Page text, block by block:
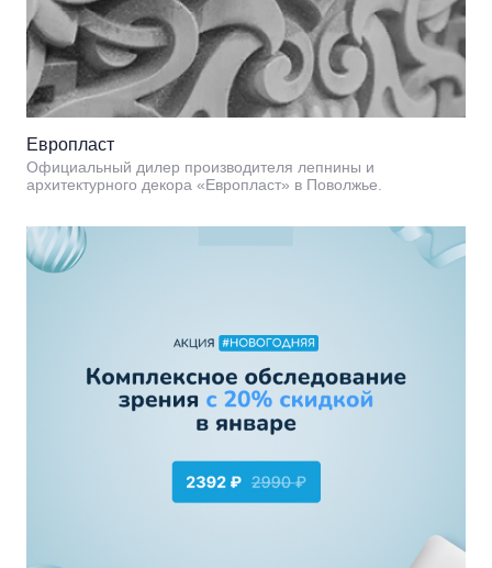
Европласт
Официальный дилер производителя лепнины и
архитектурного декора «Европласт» в Поволжье.